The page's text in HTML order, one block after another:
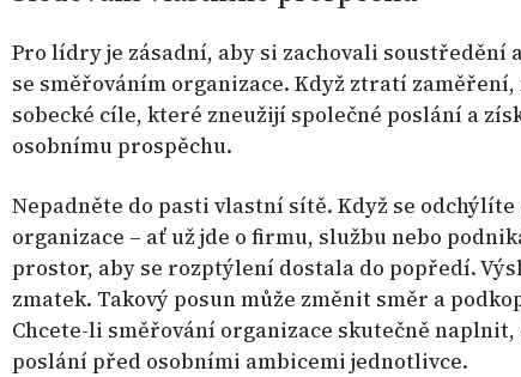
Pro lídry je zásadní, aby si zachovali soustředění
se směřováním organizace. Když ztratí zaměření,
sobecké cíle, které zneužijí společné poslání a
osobnímu prospěchu.
Nepadněte do pasti vlastní sítě. Když se
organizace – ať už jde o firmu, službu nebo
prostor, aby se rozptýlení dostala do popředí.
zmatek. Takový posun může změnit směr a
Chcete-li směřování organizace skutečně
poslání před osobními ambicemi jednotlivce.